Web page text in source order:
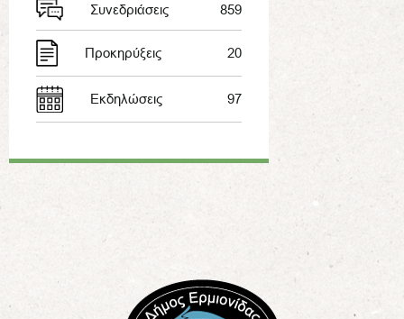
Συνεδριάσεις 859
Προκηρύξεις 20
Εκδηλώσεις 97